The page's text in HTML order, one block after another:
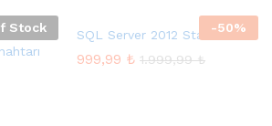
Stock
LTSB
-50%
SQL Server 2012 Standard
999,99 ₺ 1.999,99₺